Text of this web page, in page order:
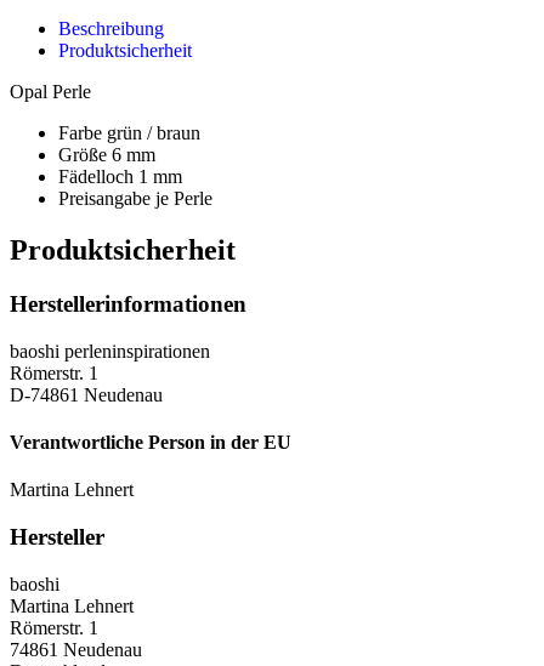
Beschreibung
Produktsicherheit
Opal Perle
Farbe grün / braun
Größe 6 mm
Fädelloch 1 mm
Preisangabe je Perle
Produktsicherheit
Herstellerinformationen
baoshi perleninspirationen
Römerstr. 1
D-74861 Neudenau
Verantwortliche Person in der EU
Martina Lehnert
Hersteller
baoshi
Martina Lehnert
Römerstr. 1
74861 Neudenau